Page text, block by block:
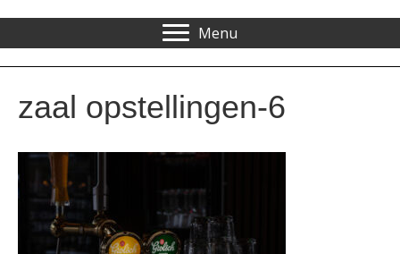
Menu
zaal opstellingen-6